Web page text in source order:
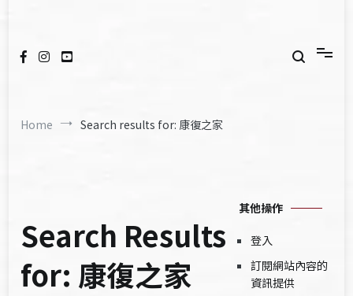
Home Search results for: 康復之家
Search Results
for: 康復之家
其他操作
登入
訂閱網站內容的
資訊提供